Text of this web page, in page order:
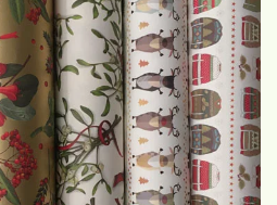
WEERGAVE